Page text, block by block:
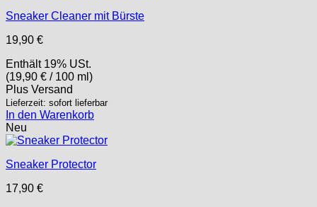
Sneaker Cleaner mit Bürste
19,90 €
Enthält 19% USt.
(19,90 € / 100 ml)
Plus Versand
Lieferzeit: sofort lieferbar
In den Warenkorb
Neu
Sneaker Protector
17,90 €